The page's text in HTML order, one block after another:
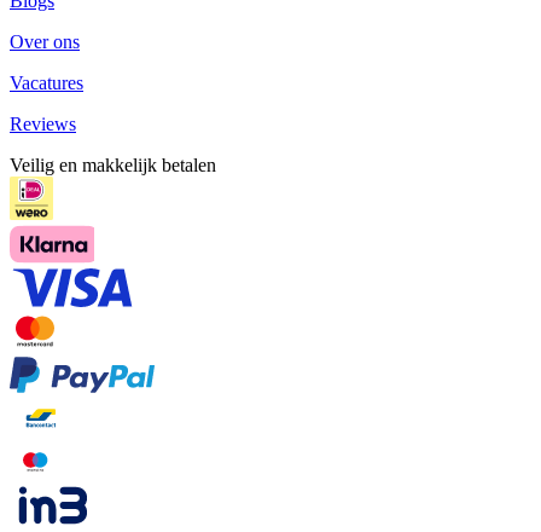
Over ons
Vacatures
Reviews
Veilig en makkelijk betalen